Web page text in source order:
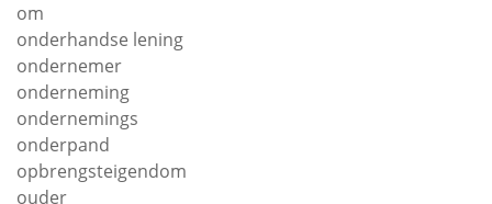
om
onderhandse lening
ondernemer
onderneming
ondernemings
onderpand
opbrengsteigendom
ouder